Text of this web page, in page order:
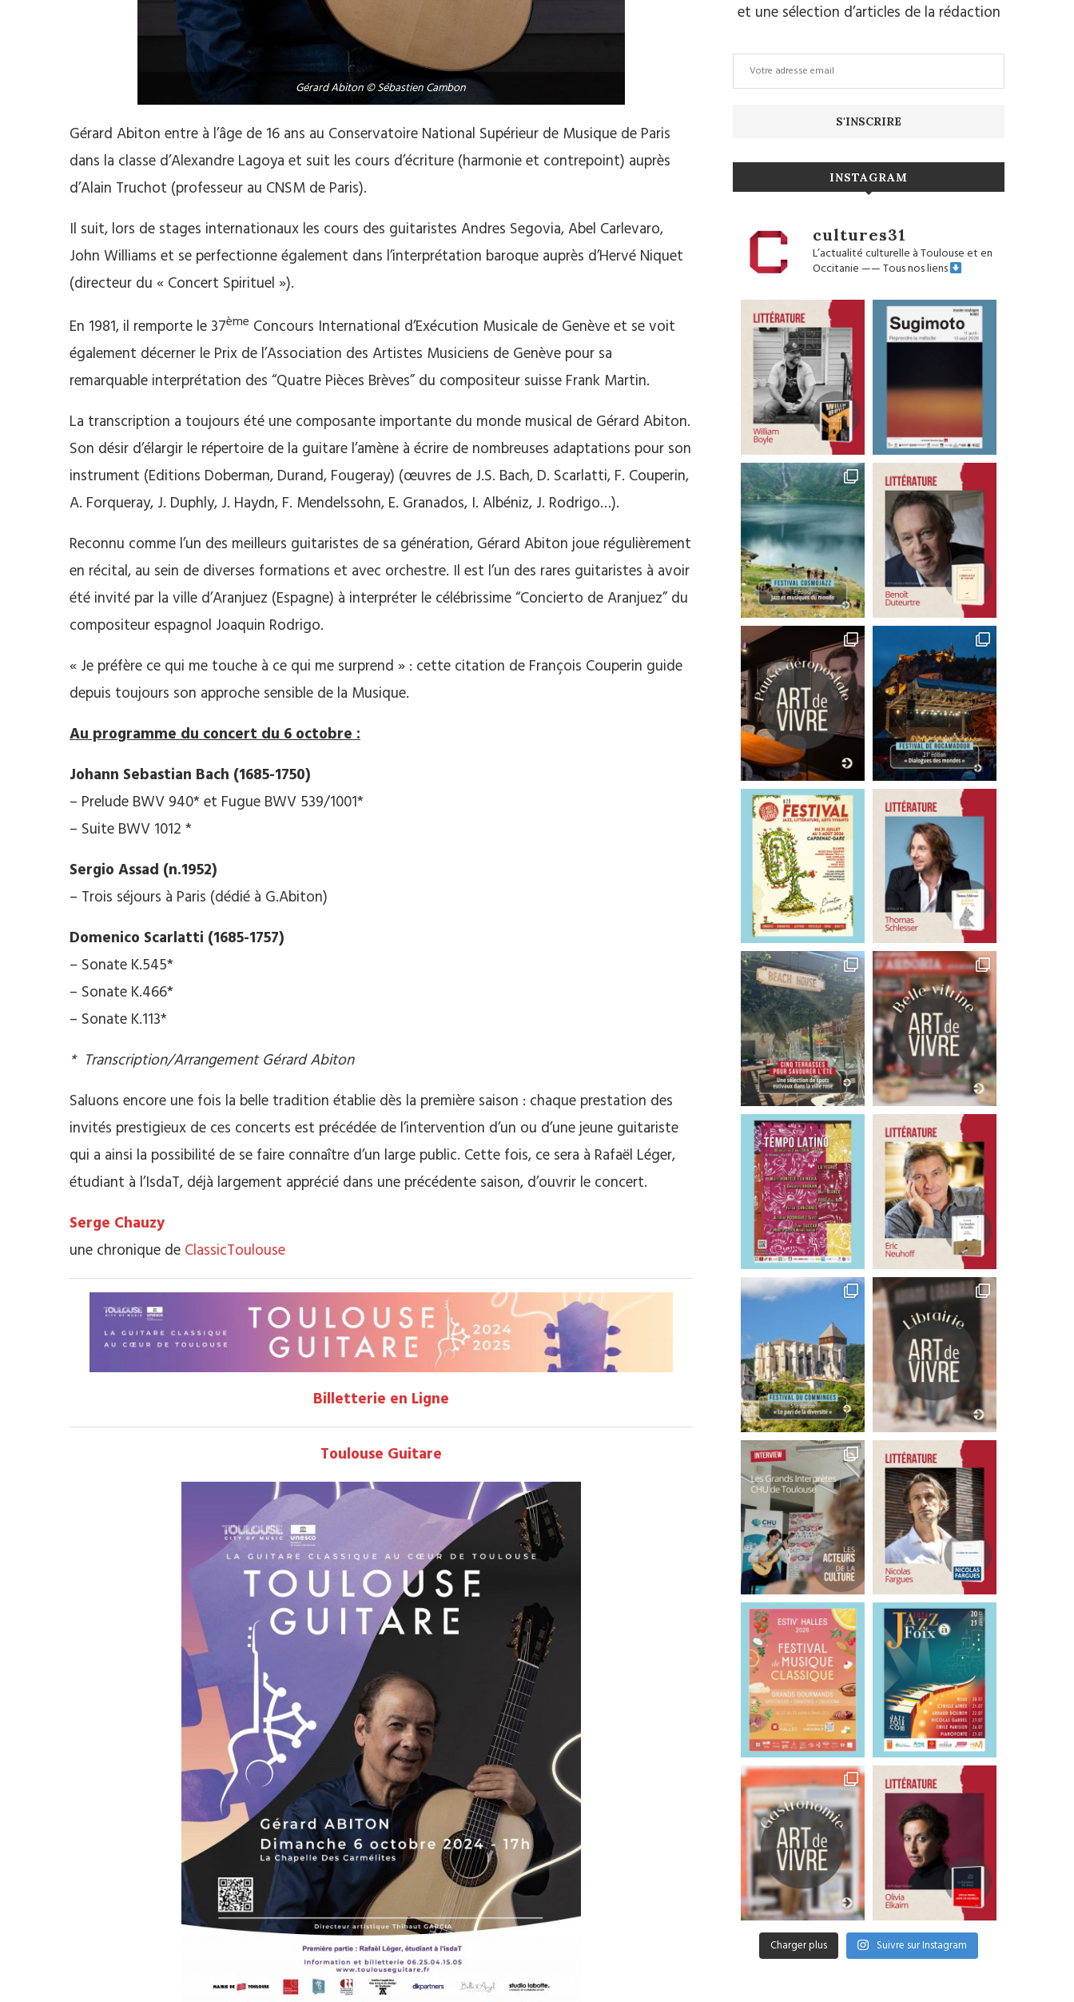
Gérard Abiton © Sébastien Cambon
Gérard Abiton entre à l’âge de 16 ans au Conservatoire National Supérieur de Musique de Paris
dans la classe d’Alexandre Lagoya et suit les cours d’écriture (harmonie et contrepoint) auprès
d’Alain Truchot (professeur au CNSM de Paris).
Il suit, lors de stages internationaux les cours des guitaristes Andres Segovia, Abel Carlevaro,
John Williams et se perfectionne également dans l’interprétation baroque auprès d’Hervé Niquet
(directeur du « Concert Spirituel »).
En 1981, il remporte le 37ème Concours International d’Exécution Musicale de Genève et se voit
également décerner le Prix de l’Association des Artistes Musiciens de Genève pour sa
remarquable interprétation des “Quatre Pièces Brèves” du compositeur suisse Frank Martin.
La transcription a toujours été une composante importante du monde musical de Gérard Abiton.
Son désir d’élargir le répertoire de la guitare l’amène à écrire de nombreuses adaptations pour son
instrument (Editions Doberman, Durand, Fougeray) (œuvres de J.S. Bach, D. Scarlatti, F. Couperin,
A. Forqueray, J. Duphly, J. Haydn, F. Mendelssohn, E. Granados, I. Albéniz, J. Rodrigo…).
Reconnu comme l’un des meilleurs guitaristes de sa génération, Gérard Abiton joue régulièrement
en récital, au sein de diverses formations et avec orchestre. Il est l’un des rares guitaristes à avoir
été invité par la ville d’Aranjuez (Espagne) à interpréter le célébrissime “Concierto de Aranjuez” du
compositeur espagnol Joaquin Rodrigo.
« Je préfère ce qui me touche à ce qui me surprend » : cette citation de François Couperin guide
depuis toujours son approche sensible de la Musique.
Au programme du concert du 6 octobre :
Johann Sebastian Bach (1685-1750)
– Prelude BWV 940* et Fugue BWV 539/1001*
– Suite BWV 1012 *
Sergio Assad (n.1952)
– Trois séjours à Paris (dédié à G.Abiton)
Domenico Scarlatti (1685-1757)
– Sonate K.545*
– Sonate K.466*
– Sonate K.113*
* Transcription/Arrangement Gérard Abiton
Saluons encore une fois la belle tradition établie dès la première saison : chaque prestation des
invités prestigieux de ces concerts est précédée de l’intervention d’un ou d’une jeune guitariste
qui a ainsi la possibilité de se faire connaître d’un large public. Cette fois, ce sera à Rafaël Léger,
étudiant à l’IsdaT, déjà largement apprécié dans une précédente saison, d’ouvrir le concert.
Serge Chauzy
une chronique de ClassicToulouse
Billetterie en Ligne
Toulouse Guitare
et une sélection d’articles de la rédaction
INSTAGRAM
cultures31
L’actualité culturelle à Toulouse et en
Occitanie——Tous nos liens
Charger plus Suivre sur Instagram